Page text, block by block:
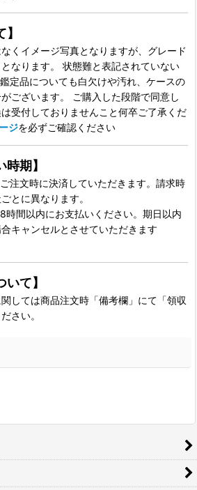
くイメージ写真となりますが、グレード
なります。 状態難と表記されていない
定品についても白欠けや汚れ、ケースの
ございます。 ご購入した段階で同意し
受付しておりませんこと何卒ご了承くだ
ジを必ずご確認ください
時期】
注文時に決済していただきます。請求時
とに異なります。
間以内にお支払いください。期日以内
キャンセルとさせていただきます
いて】
しては商品注文時「備考欄」にて「領収
さい。